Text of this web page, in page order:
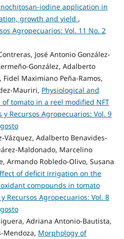
iodine application in
growth and yield ,
Agropecuarios: Vol. 11 No. 2
José Antonio González-
González, Adalberto
Maximiano Peña-Ramos,
Mauriri, Physiological and
tomato in a reel modified NFT
y Recursos Agropecuarios: Vol. 9
Vázquez, Adalberto Benavides-
Maldonado, Marcelino
Armando Robledo-Olivo, Susana
of deficit irrigation on the
compounds in tomato
Recursos Agropecuarios: Vol. 8
Adriana Antonio-Bautista,
Mendoza, Morphology of